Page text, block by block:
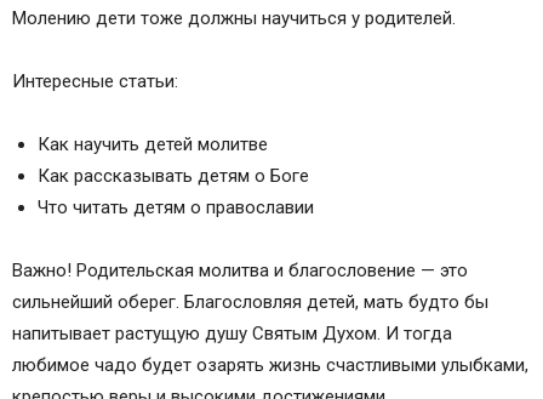
Молению дети тоже должны научиться у родителей.
Интересные статьи:
Как научить детей молитве
Как рассказывать детям о Боге
Что читать детям о православии
Важно! Родительская молитва и благословение — это
сильнейший оберег. Благословляя детей, мать будто бы
напитывает растущую душу Святым Духом. И тогда
любимое чадо будет озарять жизнь счастливыми улыбками,